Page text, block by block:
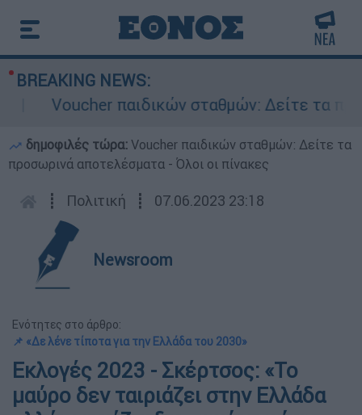
BREAKING NEWS:
Voucher παιδικών σταθμών: Δείτε τα
δημοφιλές τώρα: Voucher παιδικών σταθμών: Δείτε τα
προσωρινά αποτελέσματα - Όλοι οι πίνακες
┋ Πολιτική ┋ 07.06.2023 23:18
Newsroom
Ενότητες στο άρθρο:
📌 «Δε λένε τίποτα για την Ελλάδα του 2030»
Εκλογές 2023 - Σκέρτσος: «Το
μαύρο δεν ταιριάζει στην Ελλάδα